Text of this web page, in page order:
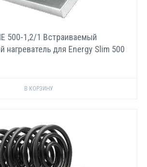
500-1,2/1 Встраиваемый
нагреватель для Energy Slim 500